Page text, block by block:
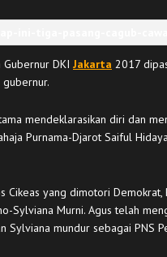
Gubernur DKI Jakarta 2017
mendeklarasikan diri dan
Purnama-Djarot Saiful
Cikeas yang dimotori Demokrat,
Sylviana Murni. Agus telah
Sylviana mundur sebagai PNS